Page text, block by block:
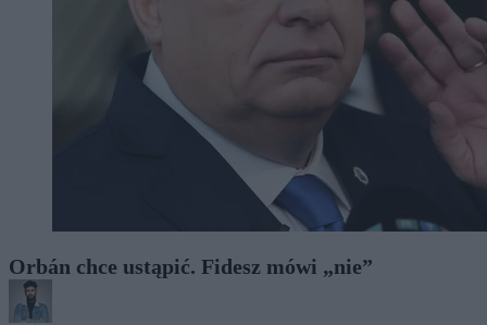
Orbán chce ustąpić. Fidesz mówi „nie”